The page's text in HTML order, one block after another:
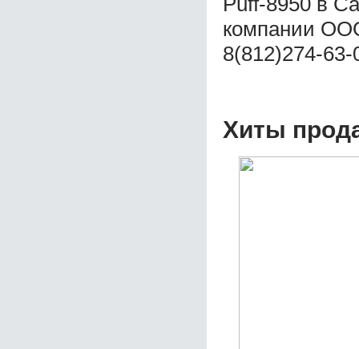
компании
8(812)274-63-
Хиты